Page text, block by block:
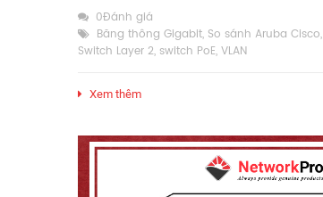
0Đánh giá
Băng thông Gigabit, So sánh Aruba Cisco,
Switch Layer 2, switch PoE, VLAN
Xem thêm